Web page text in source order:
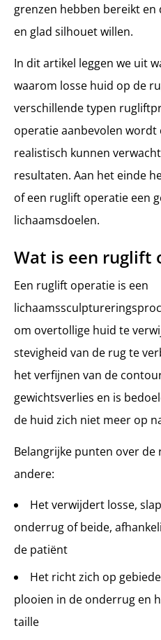
grenzen hebben bereikt
en glad silhouet willen.
In dit artikel leggen we uit
waarom losse huid op de
verschillende typen
operatie aanbevolen wordt
realistisch kunnen
resultaten. Aan het einde
of een ruglift operatie een
lichaamsdoelen.
Wat is een ruglift
Een ruglift operatie is een
om overtollige huid te
stevigheid van de rug te
het verfijnen van de
gewichtsverlies en is
de huid zich niet meer op
Belangrijke punten over
andere:
Het verwijdert losse,
onderrug of beide,
de patiënt
Het richt zich op
plooien in de onderrug en
taille